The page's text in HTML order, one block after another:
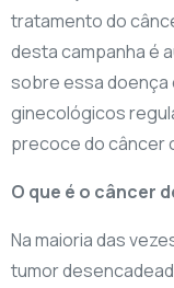
tratamento do
desta campanha é
sobre essa doença
ginecológicos
precoce do câncer
O que é o câncer
Na maioria das
tumor